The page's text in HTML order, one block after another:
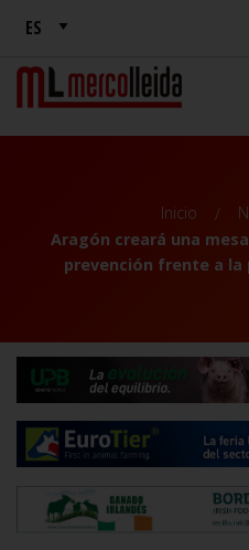
Inicio
Aragón creará una
prevención frente a